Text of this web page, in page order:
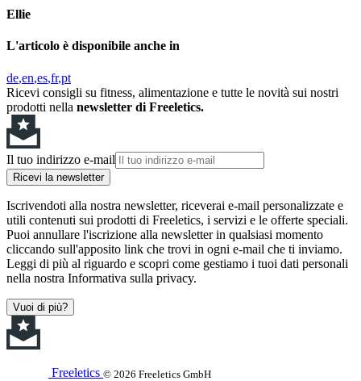
Ellie
L'articolo è disponibile anche in
de en es fr pt
Ricevi consigli su fitness, alimentazione e tutte le novità sui nostri
prodotti nella newsletter di Freeletics.
Il tuo indirizzo e-mail
Ricevi la newsletter
Iscrivendoti alla nostra newsletter, riceverai e-mail personalizzate e
utili contenuti sui prodotti di Freeletics, i servizi e le offerte speciali.
Puoi annullare l'iscrizione alla newsletter in qualsiasi momento
cliccando sull'apposito link che trovi in ogni e-mail che ti inviamo.
Leggi di più al riguardo e scopri come gestiamo i tuoi dati personali
nella nostra Informativa sulla privacy.
Vuoi di più?
Freeletics © 2026 Freeletics GmbH